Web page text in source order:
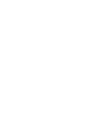
= 2
= 4
= 3